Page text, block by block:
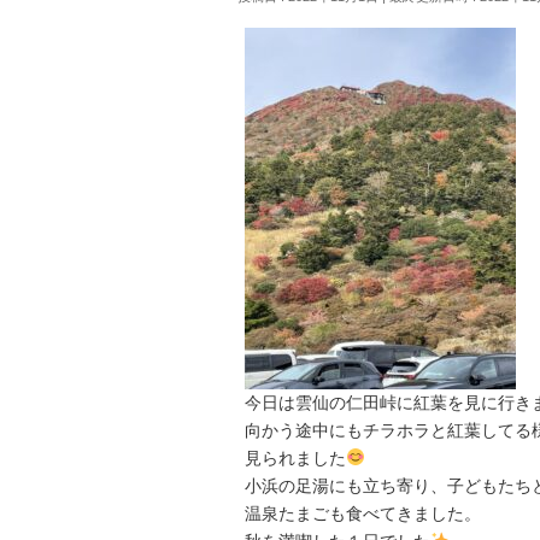
今日は雲仙の仁田峠に紅葉を見に行き
向かう途中にもチラホラと紅葉してる
見られました
小浜の足湯にも立ち寄り、子どもたち
温泉たまごも食べてきました。